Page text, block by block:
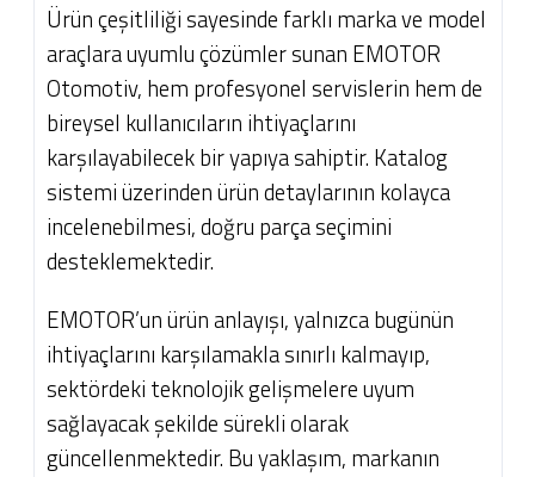
Ürün çeşitliliği sayesinde farklı marka ve model
araçlara uyumlu çözümler sunan EMOTOR
Otomotiv, hem profesyonel servislerin hem de
bireysel kullanıcıların ihtiyaçlarını
karşılayabilecek bir yapıya sahiptir. Katalog
sistemi üzerinden ürün detaylarının kolayca
incelenebilmesi, doğru parça seçimini
desteklemektedir.
EMOTOR’un ürün anlayışı, yalnızca bugünün
ihtiyaçlarını karşılamakla sınırlı kalmayıp,
sektördeki teknolojik gelişmelere uyum
sağlayacak şekilde sürekli olarak
güncellenmektedir. Bu yaklaşım, markanın